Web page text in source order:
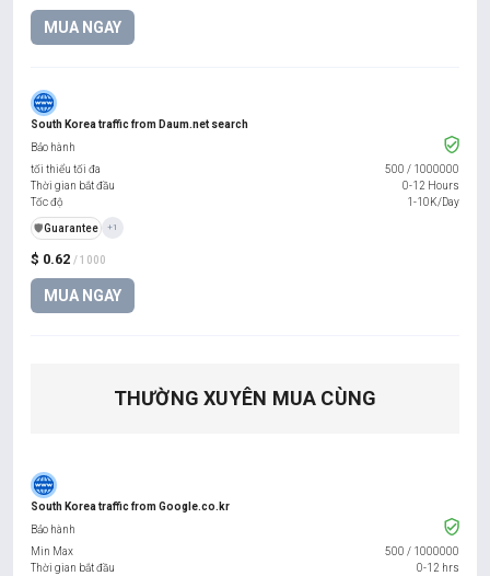
MUA NGAY
South Korea traffic from Daum.net search
$ 0.62 / 1000
MUA NGAY
Bảo hành
tối thiểu tối đa
500 / 1000000
Thời gian bắt đầu
0-12 Hours
Tốc độ
1-10K/Day
️🛡️Guarantee +1
THƯỜNG XUYÊN MUA CÙNG
South Korea traffic from Google.co.kr
Bảo hành
Min Max
500 / 1000000
Thời gian bắt đầu
0-12 hrs